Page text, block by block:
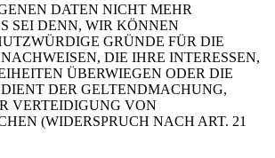
DATEN NICHT MEHR
SEI DENN, WIR KÖNNEN
GRÜNDE FÜR DIE
DIE IHRE INTERESSEN,
ÜBERWIEGEN ODER DIE
DER GELTENDMACHUNG,
VERTEIDIGUNG VON
(WIDERSPRUCH NACH ART. 21